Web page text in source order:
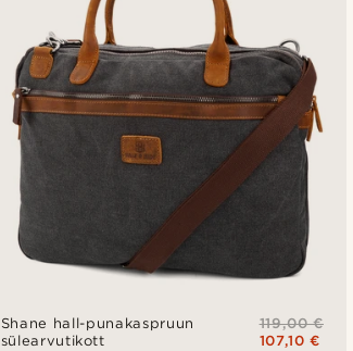
Shane hall-punakaspruun
sülearvutikott
119,00 €
107,10 €